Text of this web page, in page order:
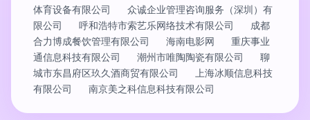
体育设备有限公司
众诚企业管理咨询服务（深圳）有
限公司
呼和浩特市索艺乐网络技术有限公司
成都
合力博成餐饮管理有限公司
海南电影网
重庆事业
通信息科技有限公司
潮州市唯陶陶瓷有限公司
聊
城市东昌府区玖久酒商贸有限公司
上海冰顺信息科技
有限公司
南京美之科信息科技有限公司